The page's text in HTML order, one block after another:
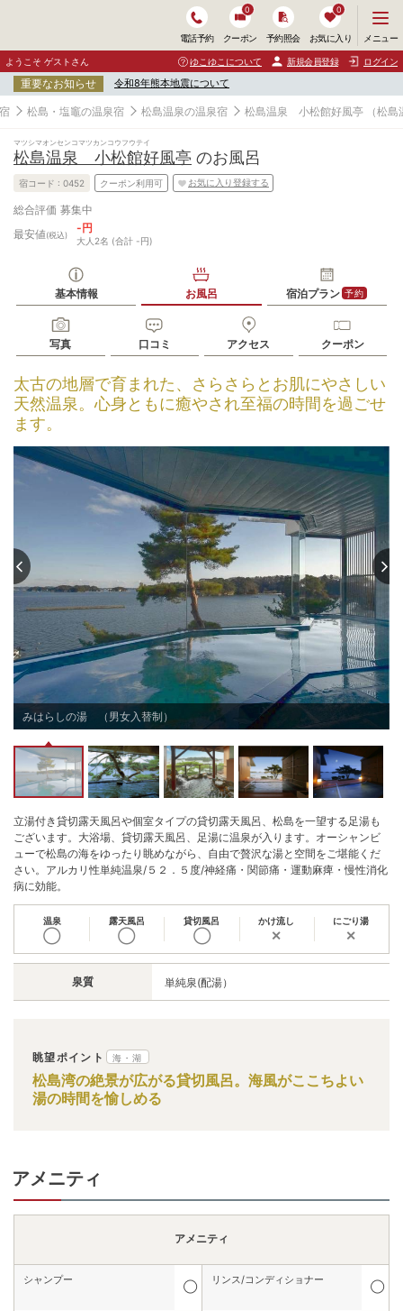
電話予約 クーポン
0
予約照会 お気に入り
0
ニ
ュ
ー
開
く
メニュー
ようこそ ゲストさん ゆこゆこについて 新規会員登録 ログイン
重要なお知らせ 令和8年熊本地震について
松島・塩竈の温泉宿 松島温泉の温泉宿 松島温泉 小松館好風亭 （松
マツシマオンセンコマツカンコウフウテイ
松島温泉 小松館好風亭 のお風呂
宿コード : 0452 クーポン利用可 お気に入り登録する
総合評価 募集中
最安値(税込)
-円
大人2名 (合計 -円)
基本情報 お風呂 宿泊プラン 予約
写真 口コミ アクセス クーポン
太古の地層で育まれた、さらさらとお肌にやさしい
天然温泉。心身ともに癒やされ至福の時間を過ごせ
ます。
みはらしの湯 （男女入替制）
立湯付き貸切露天風呂や個室タイプの貸切露天風呂、松島を一望する足湯も
ございます。大浴場、貸切露天風呂、足湯に温泉が入ります。オーシャンビ
ューで松島の海をゆったり眺めながら、自由で贅沢な湯と空間をご堪能くだ
さい。アルカリ性単純温泉/５２．５度/神経痛・関節痛・運動麻痺・慢性消化
病に効能。
温泉
◯
露天風呂
◯
貸切風呂
◯
かけ流し
✕
にごり湯
✕
泉質 単純泉(配湯）
眺望ポイント 海・湖
松島湾の絶景が広がる貸切風呂。海風がここちよい
湯の時間を愉しめる
アメニティ
アメニティ
シャンプー
◯
リンス/コンディショナー
◯